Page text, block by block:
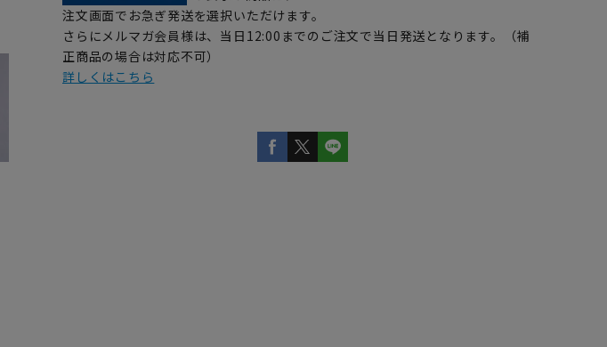
注文画面でお急ぎ発送を選択いただけます。
さらにメルマガ会員様は、当日12:00までのご注文で当日発送となります。（補
正商品の場合は対応不可）
詳しくはこちら